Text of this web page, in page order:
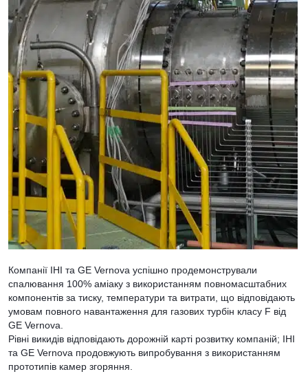
Компанії IHI та GE Vernova успішно продемонстрували
спалювання 100% аміаку з використанням повномасштабних
компонентів за тиску, температури та витрати, що відповідають
умовам повного навантаження для газових турбін класу F від
GE Vernova.
Рівні викидів відповідають дорожній карті розвитку компаній; IHI
та GE Vernova продовжують випробування з використанням
прототипів камер згоряння.